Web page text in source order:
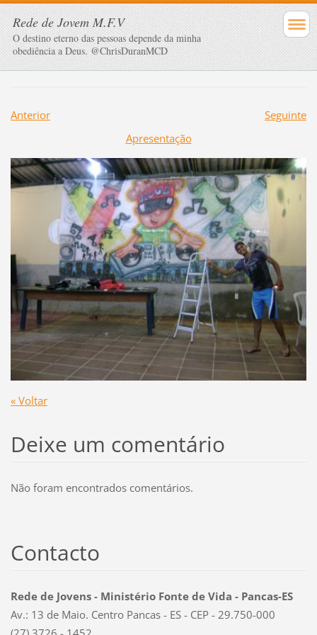
Rede de Jovem M.F.V
O destino eterno das pessoas depende da minha
obediência a Deus. @ChrisDuranMCD
Anterior
Seguinte
Apresentação
« Voltar
Deixe um comentário
Não foram encontrados comentários.
Contacto
Rede de Jovens - Ministério Fonte de Vida - Pancas-ES
Av.: 13 de Maio. Centro Pancas - ES - CEP - 29.750-000